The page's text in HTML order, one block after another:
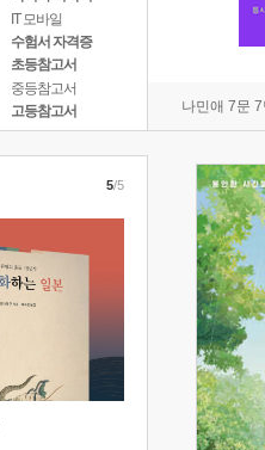
IT 모바일
수험서 자격증
초등참고서
중등참고서
고등참고서
나민애 7문
5/5